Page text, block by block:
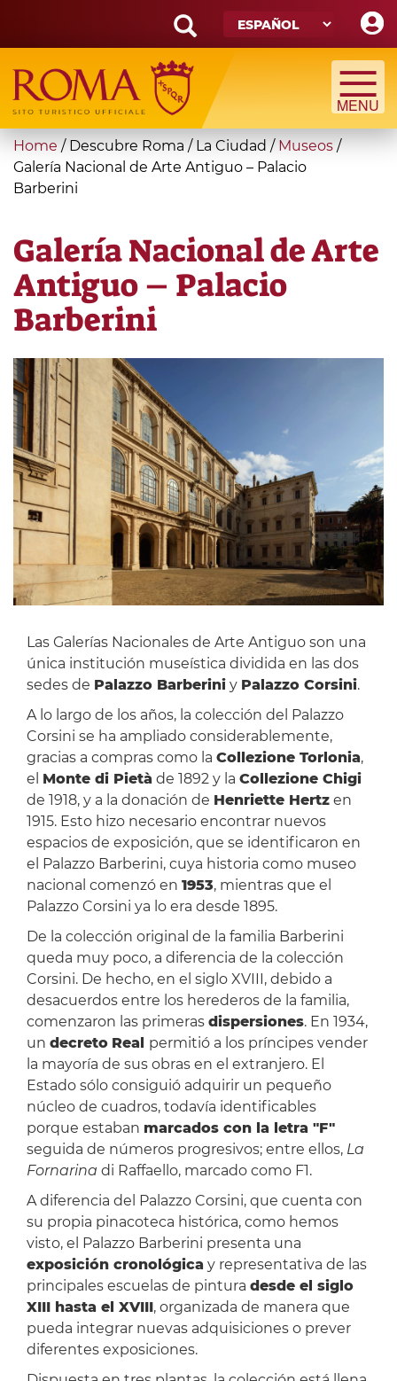
main
content
Search
form
Búsqueda
You
are
here
Home / Descubre Roma / La Ciudad / Museos /
Galería Nacional de Arte Antiguo – Palacio
Barberini
Galería Nacional de Arte
Antiguo – Palacio
Barberini
Las Galerías Nacionales de Arte Antiguo son una
única institución museística dividida en las dos
sedes de Palazzo Barberiniy Palazzo Corsini.
A lo largo de los años, la colección del Palazzo
Corsini se ha ampliado considerablemente,
gracias a compras como la Collezione Torlonia,
el Monte di Pietà de 1892 y la Collezione Chigi
de 1918, y a la donación de Henriette Hertzen
1915. Esto hizo necesario encontrar nuevos
espacios de exposición, que se identificaron en
el Palazzo Barberini, cuya historia como museo
nacional comenzó en 1953, mientras que el
Palazzo Corsini ya lo era desde 1895.
De la colección original de la familia Barberini
queda muy poco, a diferencia de la colección
Corsini. De hecho, en el siglo XVIII, debido a
desacuerdos entre los herederos de la familia,
comenzaron las primeras dispersiones. En 1934,
un decreto Real permitió a los príncipes vender
la mayoría de sus obras en el extranjero. El
Estado sólo consiguió adquirir un pequeño
núcleo de cuadros, todavía identificables
porque estaban marcados con la letra "F"
seguida de números progresivos; entre ellos, La
Fornarina di Raffaello, marcado como F1.
A diferencia del Palazzo Corsini, que cuenta con
su propia pinacoteca histórica, como hemos
visto, el Palazzo Barberini presenta una
exposición cronológica y representativa de las
principales escuelas de pintura desde el siglo
XIII hasta el XVIII, organizada de manera que
pueda integrar nuevas adquisiciones o prever
diferentes exposiciones.